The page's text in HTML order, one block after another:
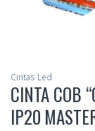
Cintas Led
CINTA COB
IP20